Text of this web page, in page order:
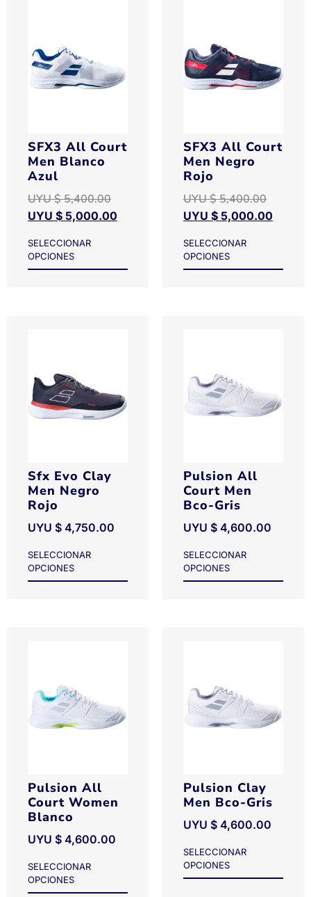
SFX3 All Court
Men Blanco
Azul
UYU $5,400.00
UYU $ 5,000.00
SELECCIONAR
OPCIONES
SFX3 All Court
Men Negro
Rojo
UYU $5,400.00
UYU $ 5,000.00
SELECCIONAR
OPCIONES
Sfx Evo Clay
Men Negro
Rojo
UYU $ 4,750.00
SELECCIONAR
OPCIONES
Pulsion All
Court Men
Bco-Gris
UYU $ 4,600.00
SELECCIONAR
OPCIONES
Pulsion All
Court Women
Blanco
UYU $ 4,600.00
SELECCIONAR
OPCIONES
Pulsion Clay
Men Bco-Gris
UYU $ 4,600.00
SELECCIONAR
OPCIONES